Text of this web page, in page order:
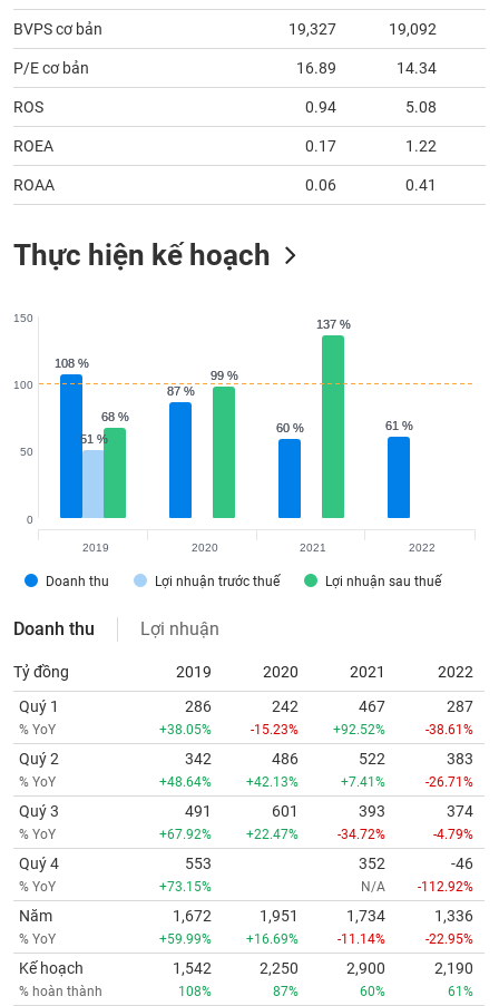
BVPS cơ bản 19,327 19,092
P/E cơ bản 16.89 14.34
ROS 0.94 5.08
ROEA 0.17 1.22
ROAA 0.06 0.41
Thực hiện kế hoạch
108 %
108 %
87 %
87 %
60 %
60 % 61 %
61 %
51 %
51 %
68 %
68 %
99 %
99 %
137 %
137 %
Doanh thu Lợi nhuận trước thuế Lợi nhuận sau thuế
0
50
100
150
2019 2020 2021 2022
Doanh thu Lợi nhuận
Tỷ đồng 2019 2020 2021
2022
Quý 1
% YoY
286
+38.05%
242
-15.23%
467
+92.52%
287
-38.61%
Quý 2
% YoY
342
+48.64%
486
+42.13%
522
+7.41%
383
-26.71%
Quý 3
% YoY
491
+67.92%
601
+22.47%
393
-34.72%
374
-4.79%
Quý 4
% YoY
553
+73.15%
352
N/A
-46
-112.92%
Năm
% YoY
1,672
+59.99%
1,951
+16.69%
1,734
-11.14%
1,336
-22.95%
Kế hoạch
% hoàn thành
1,542
108%
2,250
87%
2,900
60%
2,190
61%
Dữ
chính